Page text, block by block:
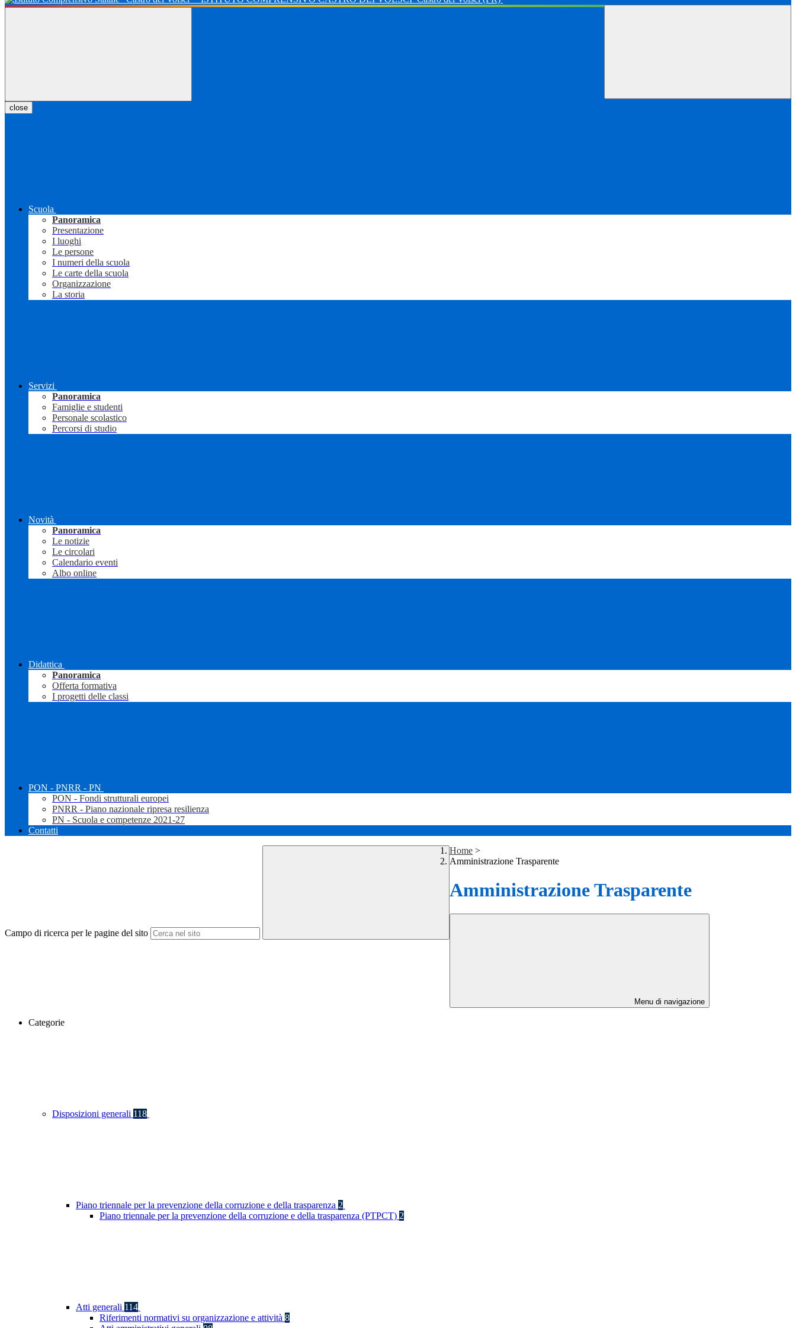
close
Scuola
Panoramica
Presentazione
I luoghi
Le persone
I numeri della scuola
Le carte della scuola
Organizzazione
La storia
Servizi
Panoramica
Famiglie e studenti
Personale scolastico
Percorsi di studio
Novità
Panoramica
Le notizie
Le circolari
Calendario eventi
Albo online
Didattica
Panoramica
Offerta formativa
I progetti delle classi
PON - PNRR - PN
PON - Fondi strutturali europei
PNRR - Piano nazionale ripresa resilienza
PN - Scuola e competenze 2021-27
Contatti
Campo di ricerca per le pagine del sito
Home >
Amministrazione Trasparente
Amministrazione Trasparente
Menu di navigazione
Categorie
Disposizioni generali 118
Piano triennale per la prevenzione della corruzione e della trasparenza 2
Piano triennale per la prevenzione della corruzione e della trasparenza (PTPCT) 2
Atti generali 114
Riferimenti normativi su organizzazione e attività 8